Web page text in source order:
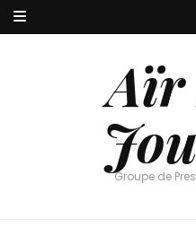
Aïr
Groupe de